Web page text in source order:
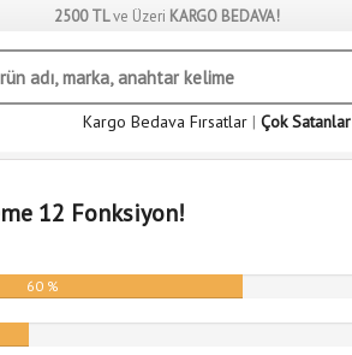
2500 TLve Üzeri KARGO BEDAVA!
Kargo Bedava Fırsatlar | Çok Satanlar
12 Fonksiyon!
60 %